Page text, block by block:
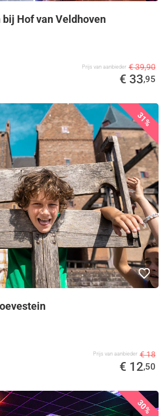
Hof van Veldhoven
Prijs van aanbieder € 39,90
€ 33,95
31%
Prijs van aanbieder € 18
€ 12,50
30%